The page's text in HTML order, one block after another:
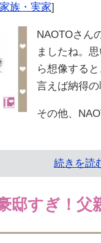
族・実家]
NAOTOさん
ましたね。
ら想像する
言えば納得の
その他、
続きを読
邸すぎ！父